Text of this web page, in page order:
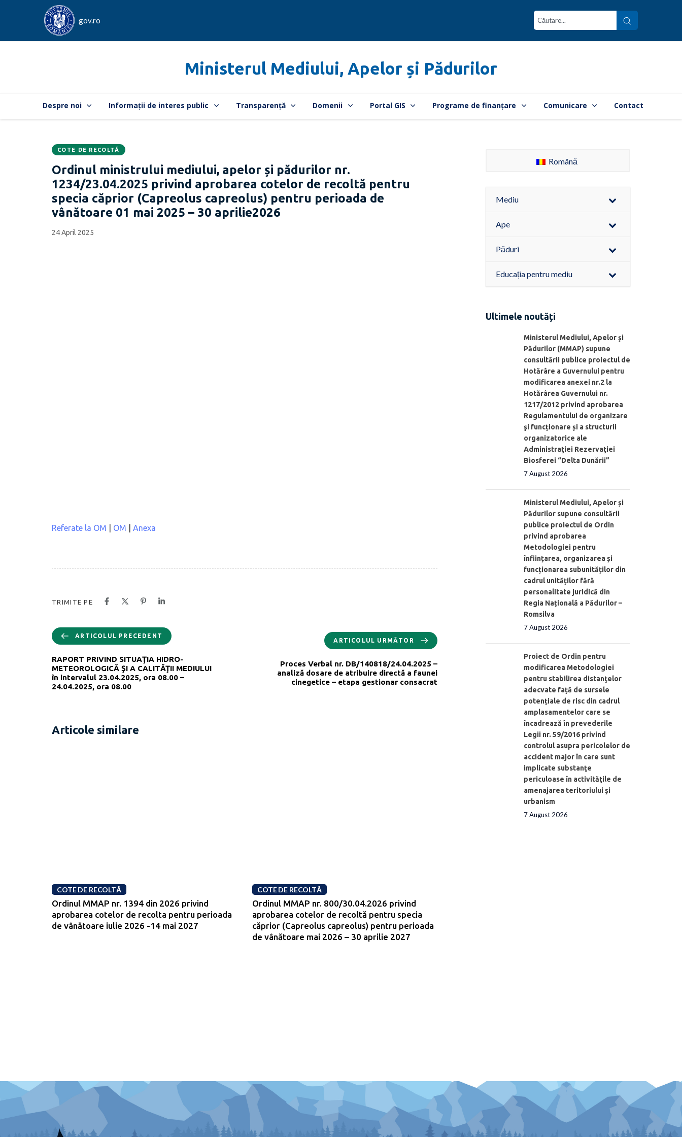
gov.ro
Ministerul Mediului, Apelor și Pădurilor
Despre noi Informații de interes public Transparență Domenii Portal GIS Programe de finanțare Comunicare Contact
CATEGORIA:
COTE DE RECOLTĂ
Ordinul ministrului mediului, apelor și pădurilor nr.
1234/23.04.2025 privind aprobarea cotelor de recoltă pentru
specia căprior (Capreolus capreolus) pentru perioada de
vânătoare 01 mai 2025 – 30 aprilie2026
Data
publicării:
24 April 2025
Referate la OM OM Anexa
TRIMITE PE
ARTICOLUL PRECEDENT
RAPORT PRIVIND SITUAŢIA HIDRO-
METEOROLOGICĂ ŞI A CALITĂŢII MEDIULUI
în intervalul 23.04.2025, ora 08.00 –
24.04.2025, ora 08.00
ARTICOLUL URMĂTOR
Proces Verbal nr. DB/140818/24.04.2025 –
analiză dosare de atribuire directă a faunei
cinegetice – etapa gestionar consacrat
Articole similare
COTE DE RECOLTĂ
Ordinul MMAP nr. 1394 din 2026 privind
aprobarea cotelor de recolta pentru perioada
de vânătoare iulie 2026 -14 mai 2027
COTE DE RECOLTĂ
Ordinul MMAP nr. 800/30.04.2026 privind
aprobarea cotelor de recoltă pentru specia
căprior (Capreolus capreolus) pentru perioada
de vânătoare mai 2026 – 30 aprilie 2027
Română
Mediu
Ape
Păduri
Educația pentru mediu
Ultimele noutăți
Ministerul Mediului, Apelor şi
Pădurilor (MMAP) supune
consultării publice proiectul de
Hotărâre a Guvernului pentru
modificarea anexei nr.2 la
Hotărârea Guvernului nr.
1217/2012 privind aprobarea
Regulamentului de organizare
şi funcționare și a structurii
organizatorice ale
Administraţiei Rezervaţiei
Biosferei “Delta Dunării”
7 August 2026
Ministerul Mediului, Apelor și
Pădurilor supune consultării
publice proiectul de Ordin
privind aprobarea
Metodologiei pentru
înființarea, organizarea și
funcționarea subunităților din
cadrul unităților fără
personalitate juridică din
Regia Națională a Pădurilor –
Romsilva
7 August 2026
Proiect de Ordin pentru
modificarea Metodologiei
pentru stabilirea distanţelor
adecvate față de sursele
potențiale de risc din cadrul
amplasamentelor care se
încadrează în prevederile
Legii nr. 59/2016 privind
controlul asupra pericolelor de
accident major în care sunt
implicate substanţe
periculoase în activităţile de
amenajarea teritoriului şi
urbanism
7 August 2026